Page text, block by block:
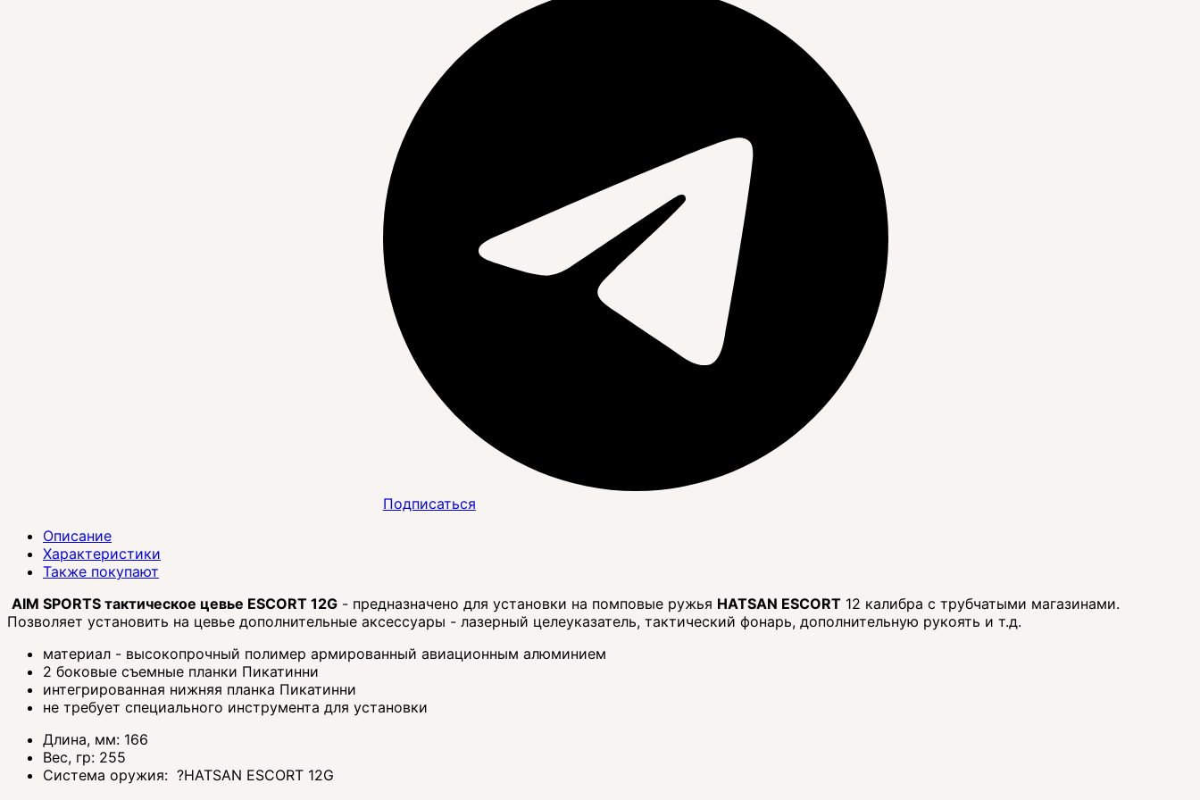
Подписаться
Описание
Характеристики
Также покупают
AIM SPORTS тактическое цевье ESCORT 12G - предназначено для установки на помповые ружья HATSAN ESCORT 12 калибра с трубчатыми магазинами.
Позволяет установить на цевье дополнительные аксессуары - лазерный целеуказатель, тактический фонарь, дополнительную рукоять и т.д.
материал - высокопрочный полимер армированный авиационным алюминием
2 боковые съемные планки Пикатинни
интегрированная нижняя планка Пикатинни
не требует специального инструмента для установки
Длина, мм: 166
Вес, гр: 255
Система оружия: ?HATSAN ESCORT 12G